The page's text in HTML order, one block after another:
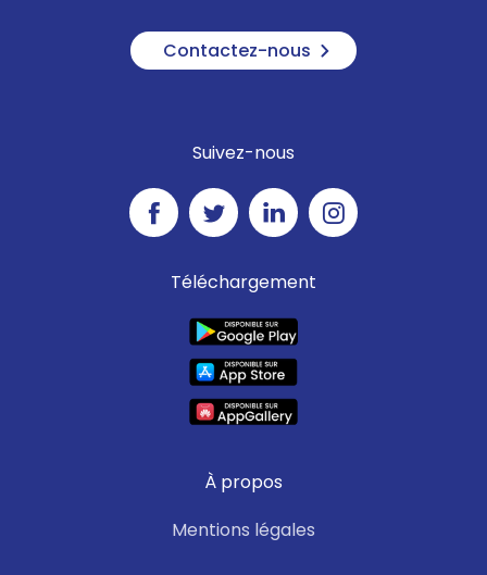
Contactez-nous
Suivez-nous
Téléchargement
À propos
Mentions légales